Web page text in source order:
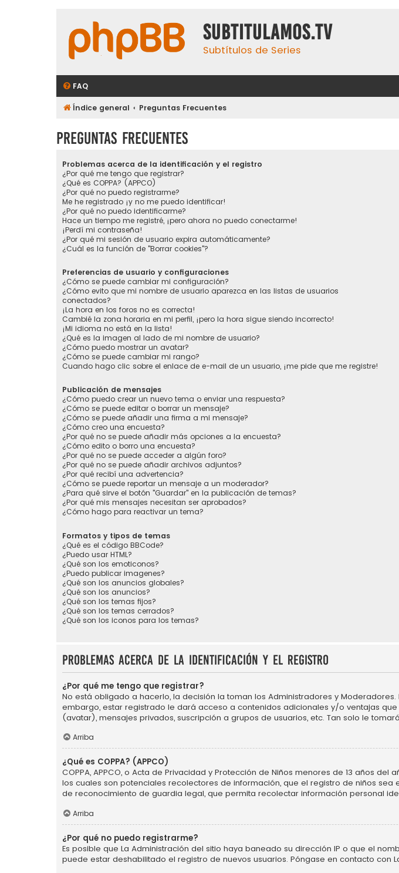
subtitulamos.tv
Subtítulos de Series
FAQ
Índice general Preguntas Frecuentes
Preguntas Frecuentes
Problemas acerca de la identificación y el registro
¿Por qué me tengo que registrar?
¿Qué es COPPA? (APPCO)
¿Por qué no puedo registrarme?
Me he registrado ¡y no me puedo identificar!
¿Por qué no puedo identificarme?
Hace un tiempo me registré, ¡pero ahora no puedo conectarme!
¡Perdí mi contraseña!
¿Por qué mi sesión de usuario expira automáticamente?
¿Cuál es la función de "Borrar cookies"?
Preferencias de usuario y configuraciones
¿Cómo se puede cambiar mi configuración?
¿Cómo evito que mi nombre de usuario aparezca en las listas de usuarios
conectados?
¡La hora en los foros no es correcta!
Cambié la zona horaria en mi perfil, ¡pero la hora sigue siendo incorrecto!
¡Mi idioma no está en la lista!
¿Qué es la imagen al lado de mi nombre de usuario?
¿Cómo puedo mostrar un avatar?
¿Cómo se puede cambiar mi rango?
Cuando hago clic sobre el enlace de e-mail de un usuario, ¡me pide que me registre!
Publicación de mensajes
¿Cómo puedo crear un nuevo tema o enviar una respuesta?
¿Cómo se puede editar o borrar un mensaje?
¿Cómo se puede añadir una firma a mi mensaje?
¿Cómo creo una encuesta?
¿Por qué no se puede añadir más opciones a la encuesta?
¿Cómo edito o borro una encuesta?
¿Por qué no se puede acceder a algún foro?
¿Por qué no se puede añadir archivos adjuntos?
¿Por qué recibí una advertencia?
¿Cómo se puede reportar un mensaje a un moderador?
¿Para qué sirve el botón "Guardar" en la publicación de temas?
¿Por qué mis mensajes necesitan ser aprobados?
¿Cómo hago para reactivar un tema?
Formatos y tipos de temas
¿Qué es el código BBCode?
¿Puedo usar HTML?
¿Qué son los emoticonos?
¿Puedo publicar imagenes?
¿Qué son los anuncios globales?
¿Qué son los anuncios?
¿Qué son los temas fijos?
¿Qué son los temas cerrados?
¿Qué son los iconos para los temas?
Problemas acerca de la identificación y el registro
¿Por qué me tengo que registrar?
No está obligado a hacerlo, la decisión la toman los Administradores y
embargo, estar registrado le dará acceso a contenidos adicionales y/o ventajas
(avatar), mensajes privados, suscripción a grupos de usuarios, etc. Tan solo le
Arriba
¿Qué es COPPA? (APPCO)
COPPA, APPCO, o Acta de Privacidad y Protección de Niños menores de 13 años
los cuales son potenciales recolectores de información, que el registro de niños
de reconocimiento de guardia legal, que permita recolectar información personal
Arriba
¿Por qué no puedo registrarme?
Es posible que La Administración del sitio haya baneado su dirección IP o que el
puede estar deshabilitado el registro de nuevos usuarios. Póngase en contacto con